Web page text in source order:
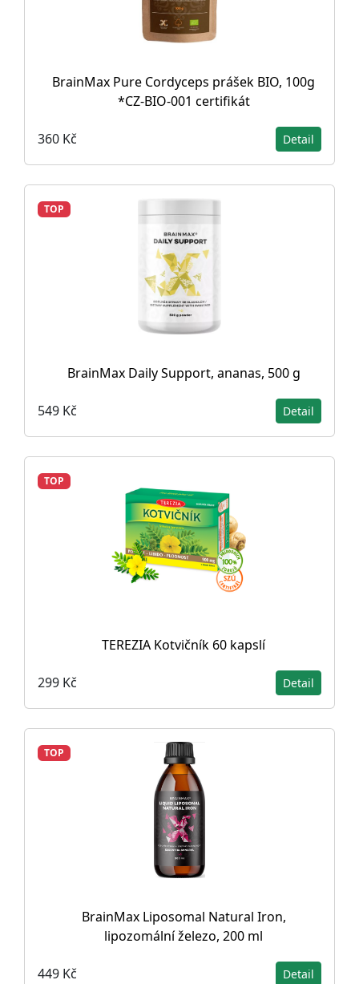
BrainMax Pure Cordyceps prášek BIO, 100g
*CZ-BIO-001 certifikát
360 Kč Detail
TOP
BrainMax Daily Support, ananas, 500 g
549 Kč Detail
TOP
TEREZIA Kotvičník 60 kapslí
299 Kč Detail
TOP
BrainMax Liposomal Natural Iron,
lipozomální železo, 200 ml
449 Kč Detail